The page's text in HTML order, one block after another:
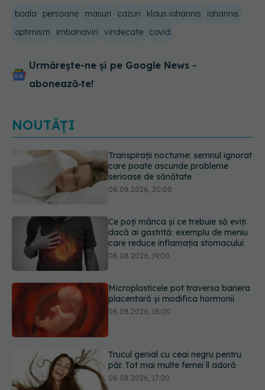
boala persoane masuri cazuri klaus iohannis
iohannis
optimism
imbolnaviri vindecate covid
Urmărește-ne și pe Google News -
abonează‑te!
NOUTĂȚI
Ce poți mânca și ce trebuie să eviți
dacă ai gastrită: exemplu de meniu
care reduce inflamația stomacului
Microplasticele pot traversa bariera
placentară și modifica hormonii
08.08.2026, 18:00
Trucul genial cu ceai negru pentru
păr. Tot mai multe femei îl adoră
Medicamentul folosit de peste 60 de
ani care acționează într-un loc